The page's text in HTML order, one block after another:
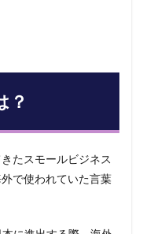
？
たスモールビジネス
で使われていた言葉